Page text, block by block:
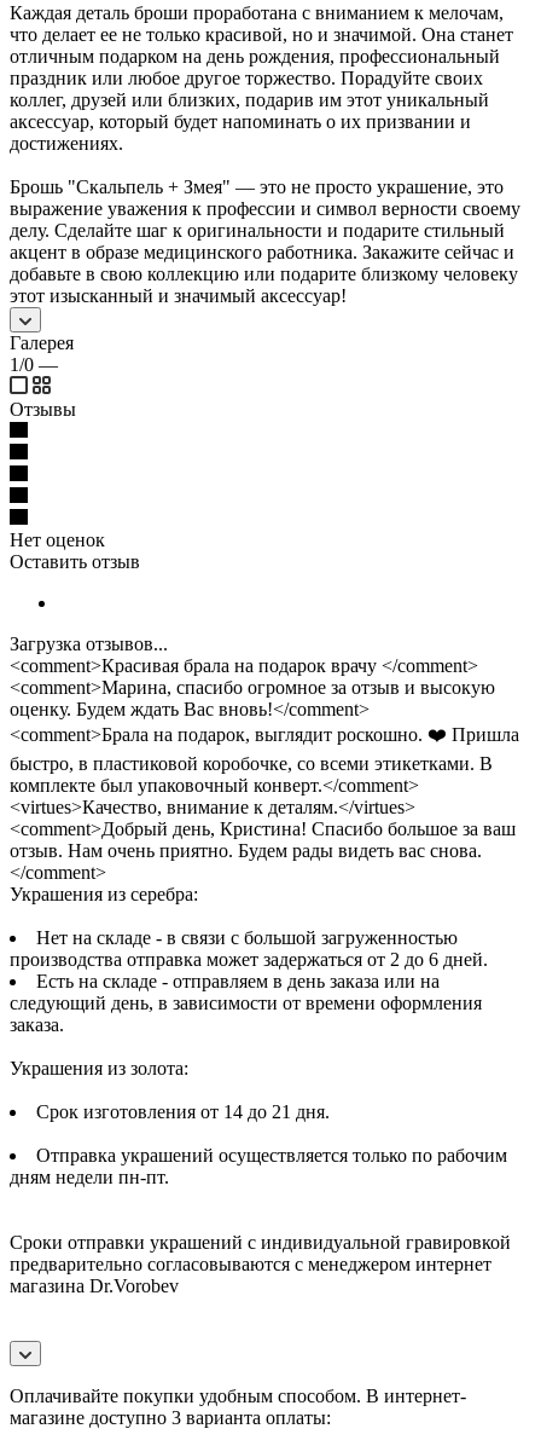
Каждая деталь броши проработана с вниманием к мелочам,
что делает ее не только красивой, но и значимой. Она станет
отличным подарком на день рождения, профессиональный
праздник или любое другое торжество. Порадуйте своих
коллег, друзей или близких, подарив им этот уникальный
аксессуар, который будет напоминать о их призвании и
достижениях.
Брошь "Скальпель + Змея" — это не просто украшение, это
выражение уважения к профессии и символ верности своему
делу. Сделайте шаг к оригинальности и подарите стильный
акцент в образе медицинского работника. Закажите сейчас и
добавьте в свою коллекцию или подарите близкому человеку
этот изысканный и значимый аксессуар!
Галерея
1/0 —
Отзывы
Нет оценок
Оставить отзыв
Загрузка отзывов...
<comment>Красивая брала на подарок врачу </comment>
<comment>Марина, спасибо огромное за отзыв и высокую
оценку. Будем ждать Вас вновь!</comment>
<comment>Брала на подарок, выглядит роскошно. ❤️ Пришла
быстро, в пластиковой коробочке, со всеми этикетками. В
комплекте был упаковочный конверт.</comment>
<virtues>Качество, внимание к деталям.</virtues>
<comment>Добрый день, Кристина! Спасибо большое за ваш
отзыв. Нам очень приятно. Будем рады видеть вас снова.
</comment>
Украшения из серебра:
Нет на складе - в связи с большой загруженностью
производства отправка может задержаться от 2 до 6 дней.
Есть на складе - отправляем в день заказа или на
следующий день, в зависимости от времени оформления
заказа.
Украшения из золота:
Срок изготовления от 14 до 21 дня.
Отправка украшений осуществляется только по рабочим
дням недели пн-пт.
Сроки отправки украшений с индивидуальной гравировкой
предварительно согласовываются с менеджером интернет
магазина Dr.Vorobev
Оплачивайте покупки удобным способом. В интернет-
магазине доступно 3 варианта оплаты: